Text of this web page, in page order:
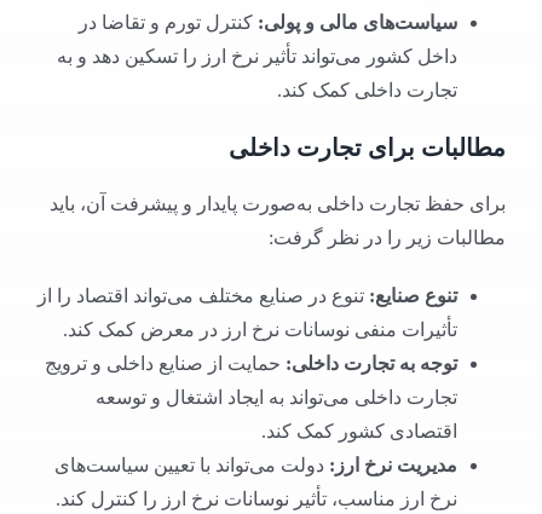
سیاست‌های مالی و پولی: کنترل تورم و تقاضا در
داخل کشور می‌تواند تأثیر نرخ ارز را تسکین دهد و به
تجارت داخلی کمک کند.
مطالبات برای تجارت داخلی
برای حفظ تجارت داخلی به‌صورت پایدار و پیشرفت آن، باید
مطالبات زیر را در نظر گرفت:
تنوع صنایع: تنوع در صنایع مختلف می‌تواند اقتصاد را از
تأثیرات منفی نوسانات نرخ ارز در معرض کمک کند.
توجه به تجارت داخلی: حمایت از صنایع داخلی و ترویج
تجارت داخلی می‌تواند به ایجاد اشتغال و توسعه
اقتصادی کشور کمک کند.
مدیریت نرخ ارز : دولت می‌تواند با تعیین سیاست‌های
نرخ ارز مناسب، تأثیر نوسانات نرخ ارز را کنترل کند.